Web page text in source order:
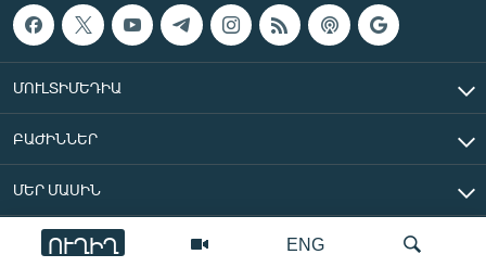
ENG
ՈՒՂԻՂ
ՄՈՒԼՏԻՄԵԴԻԱ
ԲԱԺԻՆՆԵՐ
ՄԵՐ ՄԱՍԻՆ
«Ազատ Եվրոպա/Ազատություն» ռադիոկայան © 2026